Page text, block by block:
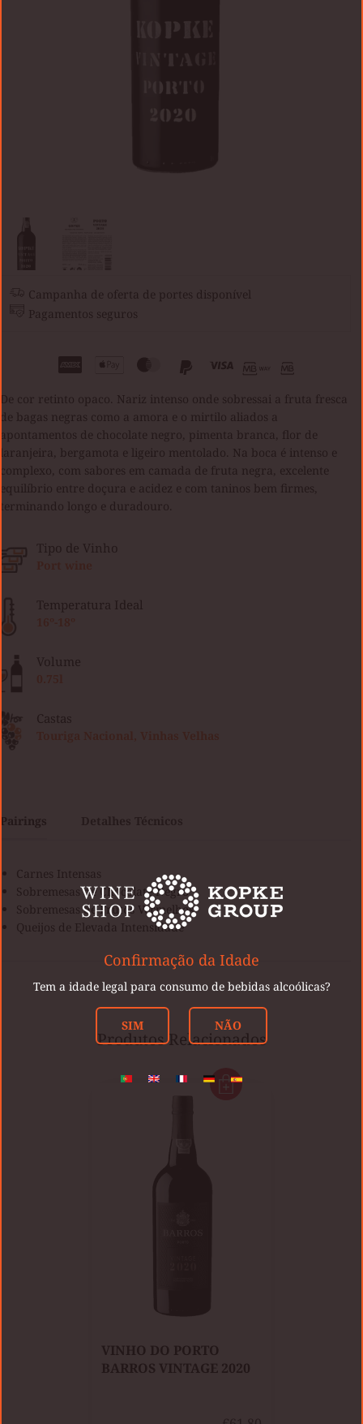
Campanha de oferta de portes disponível
Pagamentos seguros
De cor retinto opaco. Nariz intenso onde sobressai a fruta fresca
de bagas negras como a amora e o mirtilo aliados a
apontamentos de chocolate negro, pimenta branca, flor de
laranjeira, bergamota e ligeiro mentolado. Na boca é intenso e
complexo, com sabores em camada de fruta negra, excelente
equilíbrio entre doçura e acidez e com taninos bem firmes,
terminando longo e duradouro.
Tipo de Vinho
Temperatura Ideal
Volume
Castas
Pairings
Carnes Intensas
Sobremesas de Chocolate Negro
Sobremesas de Frutos Vermelhos
Queijos de Elevada Intensidade
Produtos Relacionados
VINHO DO PORTO
BARROS VINTAGE 2020
Confirmação da Idade
Tem a idade legal para consumo de bebidas alcoólicas?
SIM NÃO